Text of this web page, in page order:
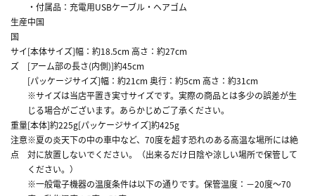
・付属品：充電用USBケーブル・ヘアゴム
生産
国
中国
サイ
ズ
[本体サイズ]幅：約18.5cm 高さ：約27cm
[アーム部の長さ(内側)]約45cm
[パッケージサイズ]幅：約21cm 奥行：約5cm 高さ：約31cm
※サイズは当店平置き実寸サイズです。実際の商品とは多少の誤差が生
じる場合がございます。あらかじめご了承ください。
重量[本体]約225g[パッケージサイズ]約425g
注意
点
※夏の炎天下の中の車中など、70度を超す恐れのある高温な場所には絶
対に放置しないでください。（出来るだけ日陰や涼しい場所で保管して
ください。）
※一般電子機器の温度条件は以下の通りです。保管温度：－20度～70